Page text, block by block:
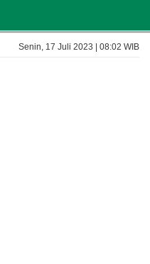
Senin, 17 Juli 2023 | 08:02 WIB